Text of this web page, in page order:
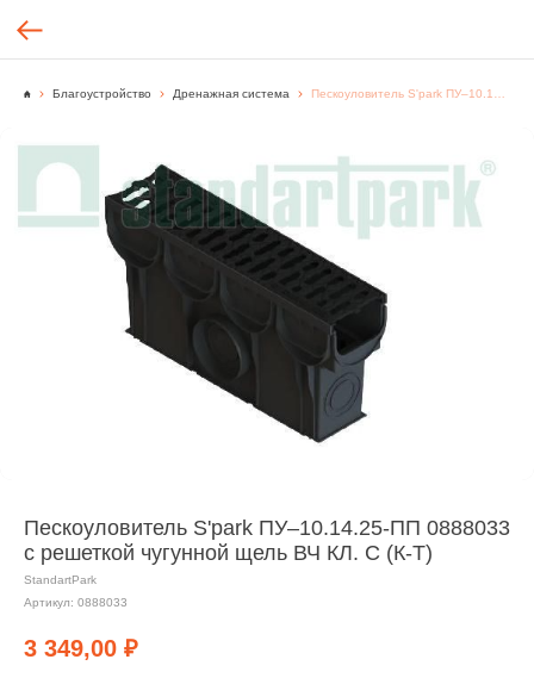
Благоустройство Дренажная система
Пескоуловитель S'park ПУ–10.14.25-ПП 0888033
с решеткой чугунной щель ВЧ КЛ. С (К-Т)
StandartPark
Артикул: 0888033
3 349,00 ₽